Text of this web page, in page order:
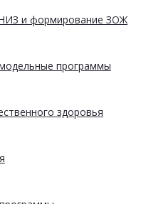
и формирование ЗОЖ
программы
здоровья